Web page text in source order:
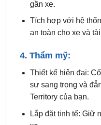
an toàn cho xe và tài
4. Thẩm mỹ:
sự sang trọng và
Territory của bạn.
Lắp đặt tinh tế: Giữ
xe.